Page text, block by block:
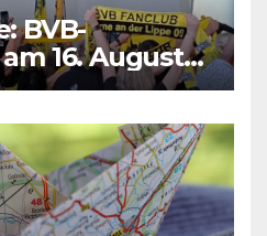
BVB-
16. August